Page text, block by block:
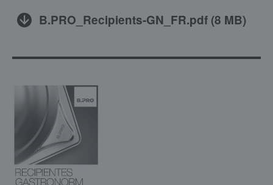
B.PRO_Recipients-GN_FR.pdf (8 MB)